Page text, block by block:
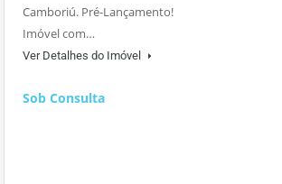
Camboriú. Pré-Lançamento!
Imóvel com…
Ver Detalhes do Imóvel
Sob Consulta